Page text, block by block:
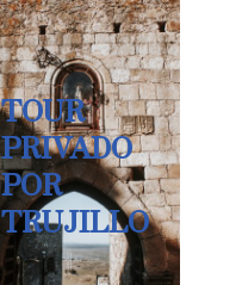
TOUR
PRIVADO
POR
TRUJILLO